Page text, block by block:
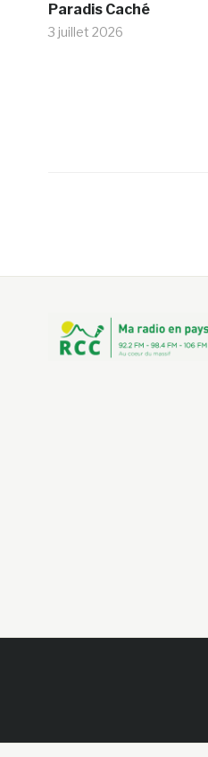
Paradis Caché
3 juillet 2026